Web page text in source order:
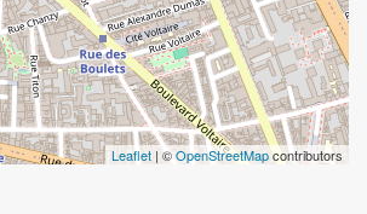
Leaflet | ©OpenStreetMapcontributors